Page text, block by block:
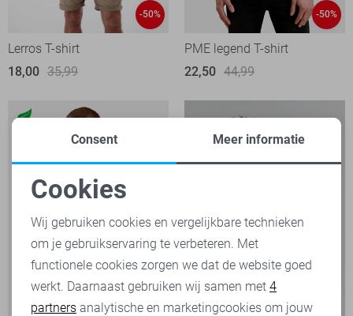
-50%
Lerros T-shirt
18,00 35,99
-50%
PME legend T-shirt
22,50 44,99
Noodzakelijke cookies
Personalisatie cookies
Analytische cookies
Consent Meer informatie
Cookies
Wij gebruiken cookies en vergelijkbare technieken
om je gebruikservaring te verbeteren. Met
functionele cookies zorgen we dat de website goed
werkt. Daarnaast gebruiken wij samen met 4
partners analytische en marketingcookies om jouw